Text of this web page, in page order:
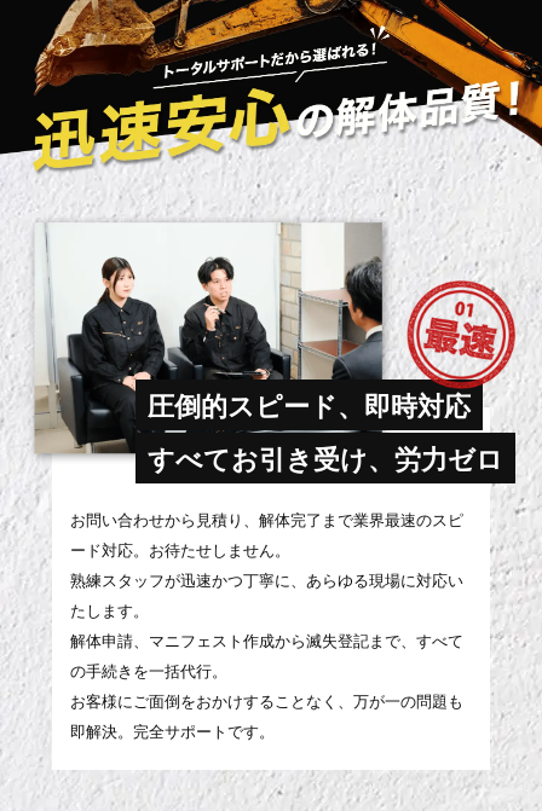
圧倒的スピード、即時対応
すべてお引き受け、労力ゼロ
お問い合わせから見積り、解体完了まで業界最速のスピ
ード対応。お待たせしません。
熟練スタッフが迅速かつ丁寧に、あらゆる現場に対応い
たします。
解体申請、マニフェスト作成から滅失登記まで、すべて
の手続きを一括代行。
お客様にご面倒をおかけすることなく、万が一の問題も
即解決。完全サポートです。